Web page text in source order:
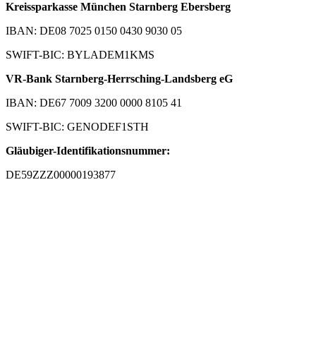
Kreissparkasse München Starnberg Ebersberg
IBAN: DE08 7025 0150 0430 9030 05
SWIFT-BIC: BYLADEM1KMS
VR-Bank Starnberg-Herrsching-Landsberg eG
IBAN: DE67 7009 3200 0000 8105 41
SWIFT-BIC: GENODEF1STH
Gläubiger-Identifikationsnummer:
DE59ZZZ00000193877